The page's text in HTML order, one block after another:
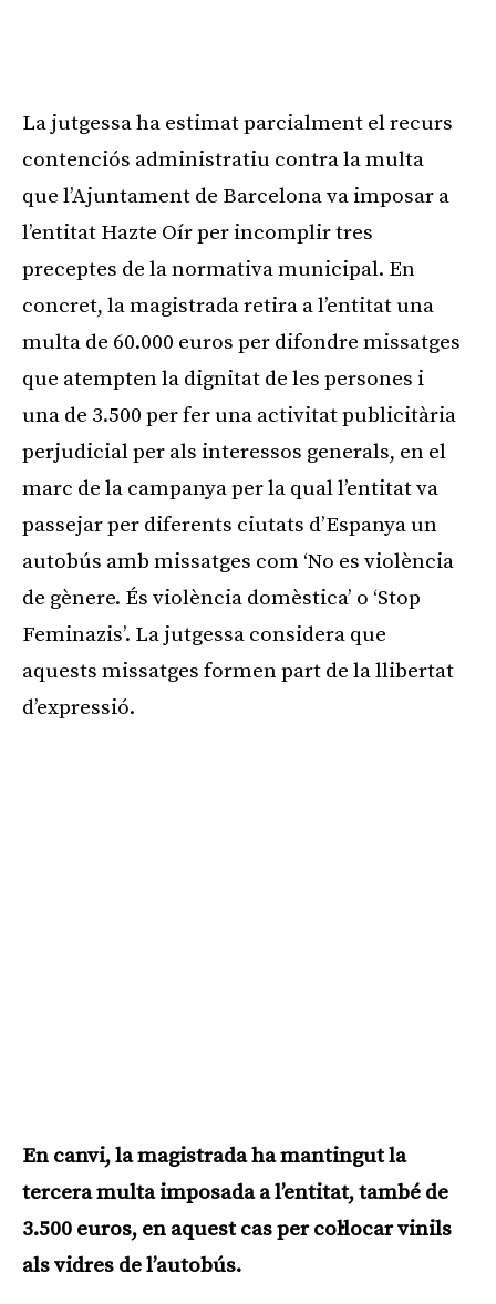
La jutgessa ha estimat parcialment el recurs
contenciós administratiu contra la multa
que l’Ajuntament de Barcelona va imposar a
l’entitat Hazte Oír per incomplir tres
preceptes de la normativa municipal. En
concret, la magistrada retira a l’entitat una
multa de 60.000 euros per difondre missatges
que atempten la dignitat de les persones i
una de 3.500 per fer una activitat publicitària
perjudicial per als interessos generals, en el
marc de la campanya per la qual l’entitat va
passejar per diferents ciutats d’Espanya un
autobús amb missatges com ‘No es violència
de gènere. És violència domèstica’ o ‘Stop
Feminazis’. La jutgessa considera que
aquests missatges formen part de la llibertat
d’expressió.
En canvi, la magistrada ha mantingut la
tercera multa imposada a l’entitat, també de
3.500 euros, en aquest cas per col·locar vinils
als vidres de l’autobús.